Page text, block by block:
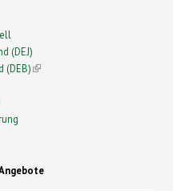
(DEJ)
(DEB)(link is external)